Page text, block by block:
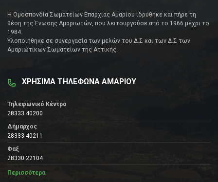
Η Ομοσπονδία Σωματείων Επαρχίας Αμαρίου ιδρύθηκε και πήρε τη
θέση της Ένωσης Αμαριωτών, που λειτουργούσε από το 1966 μέχρι το
1984.
Υλοποιήθηκε σε συνεργασία των μελών του Δ.Σ και των Δ.Σ των
Αμαριώτικων Σωματείων της Αττικής.
ΧΡΗΣΙΜΑ ΤΗΛΕΦΩΝΑ ΑΜΑΡΙΟΥ
Τηλεφωνικό Κέντρο
28333 40200
Δήμαρχος
28333 40211
Φαξ
28330 22104
Περισσότερα